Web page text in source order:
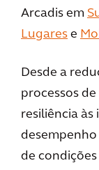
Arcadis em
Lugares e
Desde a
processos
resiliência
desempenho
de